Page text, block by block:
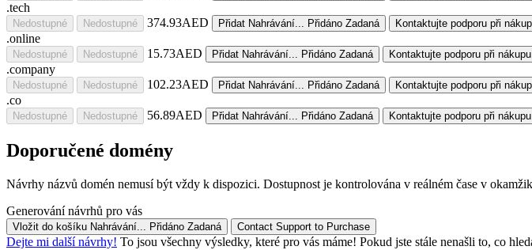
.tech
Nedostupné Nedostupné 374.93AED Přidat Nahrávání... Přidáno Zadaná Kontaktujte podporu při
.online
Nedostupné Nedostupné 15.73AED Přidat Nahrávání... Přidáno Zadaná Kontaktujte podporu při nákupu
.company
Nedostupné Nedostupné 102.23AED Přidat Nahrávání... Přidáno Zadaná Kontaktujte podporu při
.co
Nedostupné Nedostupné 56.89AED Přidat Nahrávání... Přidáno Zadaná Kontaktujte podporu při nákupu
Doporučené domény
Návrhy názvů domén nemusí být vždy k dispozici. Dostupnost je kontrolována v reálném čase v
Generování návrhů pro vás
Vložit do košíku Nahrávání... Přidáno Zadaná Contact Support to Purchase
Dejte mi další návrhy! To jsou všechny výsledky, které pro vás máme! Pokud jste stále nenašli to, co